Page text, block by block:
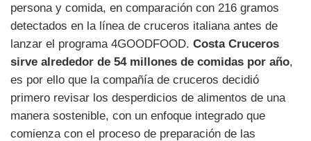
persona y comida, en comparación con 216 gramos
detectados en la línea de cruceros italiana antes de
lanzar el programa 4GOODFOOD. Costa Cruceros
sirve alrededor de 54 millones de comidas por año,
es por ello que la compañía de cruceros decidió
primero revisar los desperdicios de alimentos de una
manera sostenible, con un enfoque integrado que
comienza con el proceso de preparación de las